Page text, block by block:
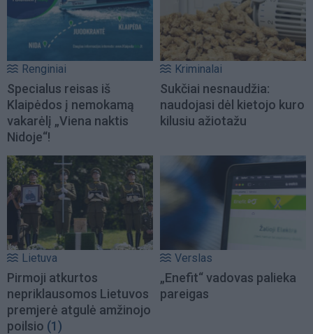
Renginiai
Specialus reisas iš
Klaipėdos į nemokamą
vakarėlį „Viena naktis
Nidoje“!
Kriminalai
Sukčiai nesnaudžia:
naudojasi dėl kietojo kuro
kilusiu ažiotažu
Lietuva
Pirmoji atkurtos
nepriklausomos Lietuvos
premjerė atgulė amžinojo
poilsio (1)
Verslas
„Enefit“ vadovas palieka
pareigas